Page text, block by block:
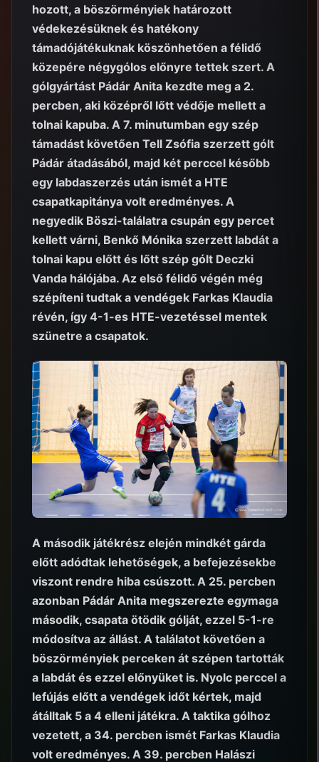
hozott, a böszörményiek határozott
védekezésüknek és hatékony
támadójátékuknak köszönhetően a félidő
közepére négygólos előnyre tettek szert. A
gólgyártást Pádár Anita kezdte meg a 2.
percben, aki középről lőtt védője mellett a
tolnai kapuba. A 7. minutumban egy szép
támadást követően Tell Zsófia szerzett gólt
Pádár átadásából, majd két perccel később
egy labdaszerzés után ismét a HTE
csapatkapitánya volt eredményes. A
negyedik Böszi-találatra csupán egy percet
kellett várni, Benkő Mónika szerzett labdát a
tolnai kapu előtt és lőtt szép gólt Deczki
Vanda hálójába. Az első félidő végén még
szépíteni tudtak a vendégek Farkas Klaudia
révén, így 4-1-es HTE-vezetéssel mentek
szünetre a csapatok.
A második játékrész elején mindkét gárda
előtt adódtak lehetőségek, a befejezésekbe
viszont rendre hiba csúszott. A 25. percben
azonban Pádár Anita megszerezte egymaga
második, csapata ötödik gólját, ezzel 5-1-re
módosítva az állást. A találatot követően a
böszörményiek perceken át szépen tartották
a labdát és ezzel előnyüket is. Nyolc perccel a
lefújás előtt a vendégek időt kértek, majd
átálltak 5 a 4 elleni játékra. A taktika gólhoz
vezetett, a 34. percben ismét Farkas Klaudia
volt eredményes. A 39. percben Halászi